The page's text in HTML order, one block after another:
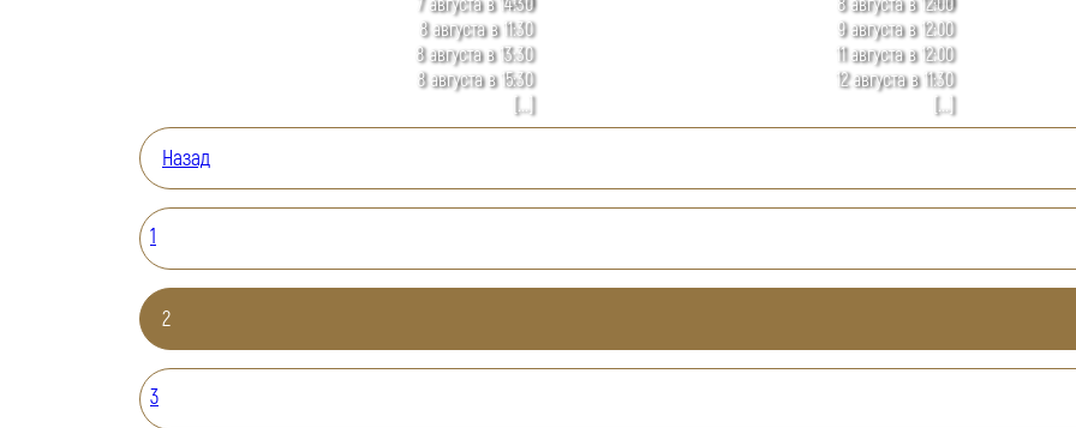
8 августа в 11:30
8 августа в 13:30
8 августа в 15:30
[...]
9 августа в 12:00
11 августа в 12:00
12 августа в 11:30
[...]
Назад
1
2
3